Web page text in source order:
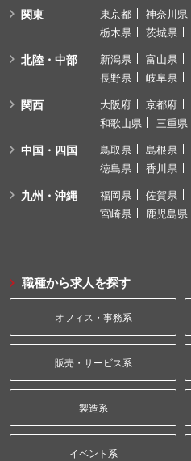
関東 東京都 神奈川県
栃木県
茨城県
北陸・中部 新潟県 富山県
長野県
岐阜県
関西 大阪府 京都府
和歌山県
三重県
中国・四国 鳥取県 島根県
徳島県
香川県
九州・沖縄 福岡県 佐賀県
宮崎県
鹿児島県
職種から求人を探す
オフィス・事務系
販売・サービス系
製造系
イベント系